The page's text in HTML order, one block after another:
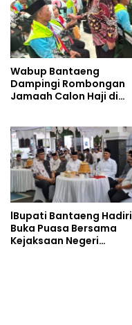
Wabup Bantaeng
Dampingi Rombongan
Jamaah Calon Haji di
lBupati Bantaeng Hadiri
Buka Puasa Bersama
Kejaksaan Negeri